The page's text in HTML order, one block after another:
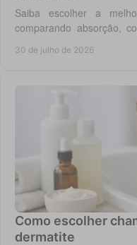
Saiba escolher a
comparando absorção,
30 de julho de 2026
Como escolher
dermatite